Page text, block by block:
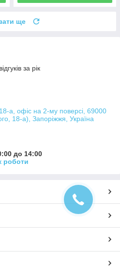
ще
за рік
а, офіс на 2-му поверсі, 69000
18-а), Запоріжжя, Україна
до 14:00
роботи